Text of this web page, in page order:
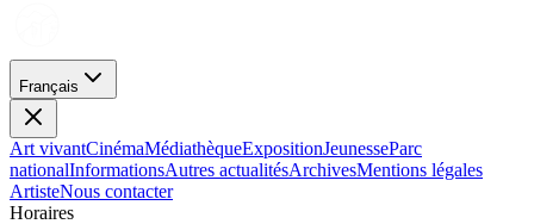
Français
Art vivantCinémaMédiathèqueExpositionJeunesseParc
nationalInformationsAutres actualitésArchivesMentions légales
ArtisteNous contacter
Horaires